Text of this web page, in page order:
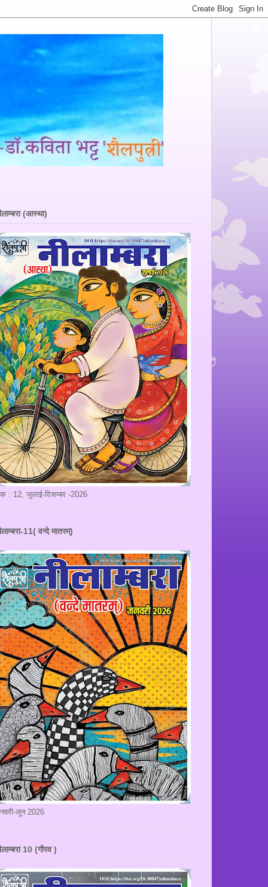
(आस्था)
: 12, जुलाई-दिसम्बर -2026
11( वन्दे मातरम्)
जून 2026
10 (गौरव )